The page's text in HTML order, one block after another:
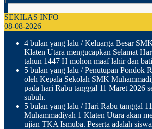
SEKILAS INFO
08-08-2026
4 bulan yang lalu / Keluarga Besar
Klaten Utara mengucapkan Selamat
tahun 1447 H mohon maaf lahir dan
5 bulan yang lalu / Penutupan Pondok
oleh Kepala Sekolah SMK
pada hari Rabu tanggal 11 Maret 2026
subuh.
5 bulan yang lalu / Hari Rabu tanggal
Muhammadiyah 1 Klaten Utara akan
ujian TKA Ismuba. Peserta adalah